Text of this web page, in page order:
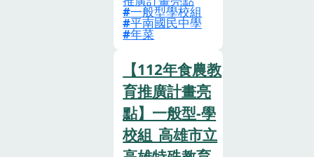
知。此教案培養
學生們對自然資
源的關懷與責任
感。學生將從中
體會到自然農法
對促進生態平衡
的重要性，並發
展出對永續生活
方式的理解。透
活動三:一日漁
夫潮間帶生態解
魚、牽罟體驗活
動四:蚵田巡禮
認識芳苑在地平
掛式養殖蚵田,
了解蚵農工作日
的年菜文化，這
些食品反映了各
地的歷史、傳統
和文化價值觀，
讓人們在新的一
年裡共享幸福和
祝福。2.各國年
菜既然象徵重要
一般型學校組
平南國民中學
年菜
【112年食農教
育推廣計畫亮
點】一般型-學
校組_高雄市立